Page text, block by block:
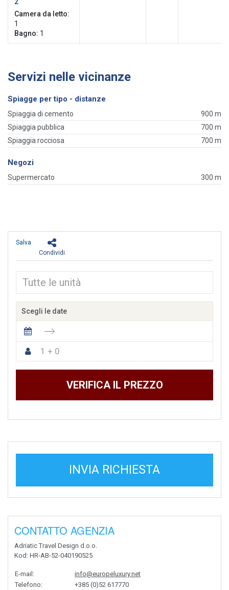
Camera da letto:
1
Bagno: 1
Servizi nelle vicinanze
Spiagge per tipo - distanze
Spiaggia di cemento
900 m
Spiaggia pubblica
700 m
Spiaggia rocciosa
700 m
Negozi
Supermercato 300 m
Condividi
Salva
Scegli le date
1 + 0
VERIFICA IL PREZZO
INVIA RICHIESTA
CONTATTO AGENZIA
Adriatic Travel Design d.o.o.
Kod : HR-AB-52-040190525
E-mail :
info@europeluxury.net
Telefono: +385 (0)52 617770